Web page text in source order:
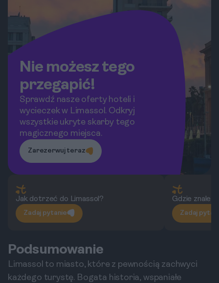
Nie możesz tego
przegapić!
Sprawdź nasze oferty hoteli i
wycieczek w Limassol. Odkryj
wszystkie ukryte skarby tego
magicznego miejsca.
Zarezerwuj teraz
Jak dotrzeć do Limassol?
Zadaj pytanie
Gdzie
Zadaj
Podsumowanie
Limassol to miasto, które z pewnością zachwyci
każdego turystę. Bogata historia, wspaniałe